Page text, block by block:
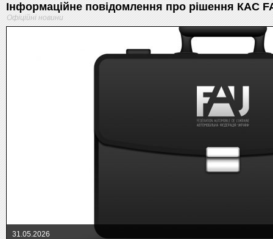
Інформаційне повідомлення про рішення КАС
Офіційні новини
31.05.2026